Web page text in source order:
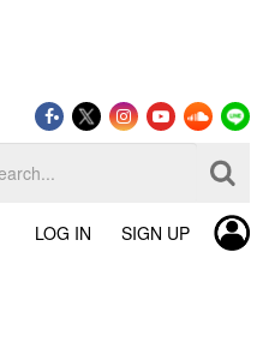
LOG IN SIGN UP